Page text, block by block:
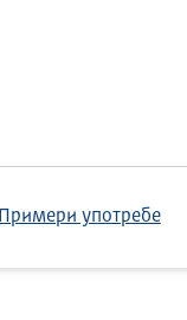
Примери употребе